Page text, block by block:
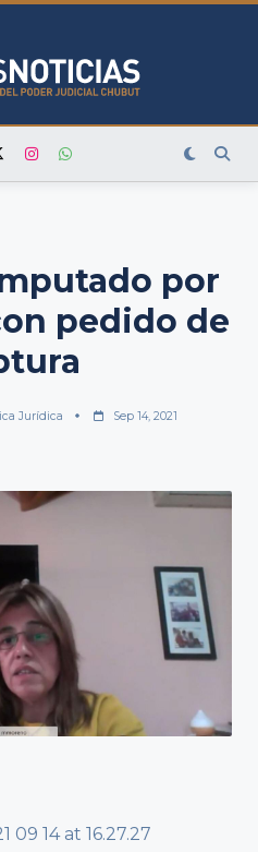
por
pedido de
Jurídica Sep 14, 2021